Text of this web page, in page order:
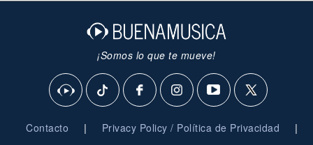
¡Somos lo que te mueve!
Contacto | Privacy Policy / Política de Privacidad |